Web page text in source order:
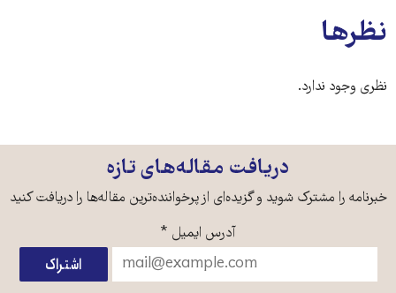
نظرها
نظری وجود ندارد.
دریافت مقاله‌های تازه
خبرنامه را مشترک شوید و گزیده‌ای از پرخواننده‌ترین مقاله‌ها را دریافت کنید
آدرس ایمیل *